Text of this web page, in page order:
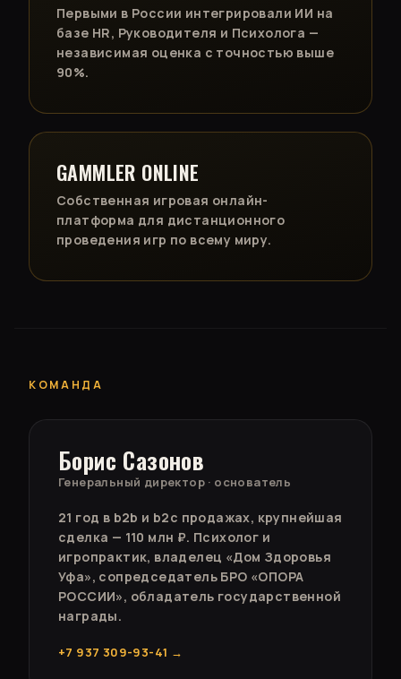
Первыми в России интегрировали ИИ на
базе HR, Руководителя и Психолога —
независимая оценка с точностью выше
90%.
GAMMLER ONLINE
Собственная игровая онлайн-
платформа для дистанционного
проведения игр по всему миру.
КОМАНДА
Борис Сазонов
Генеральный директор · основатель
21 год в b2b и b2c продажах, крупнейшая
сделка — 110 млн ₽. Психолог и
игропрактик, владелец «Дом Здоровья
Уфа», сопредседатель БРО «ОПОРА
РОССИИ», обладатель государственной
награды.
+7 937 309-93-41 →